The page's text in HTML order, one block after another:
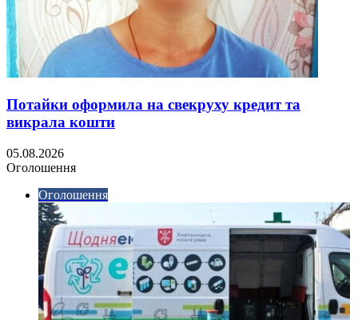
Потайки оформила на свекруху кредит та
викрала кошти
05.08.2026
Оголошення
Оголошення